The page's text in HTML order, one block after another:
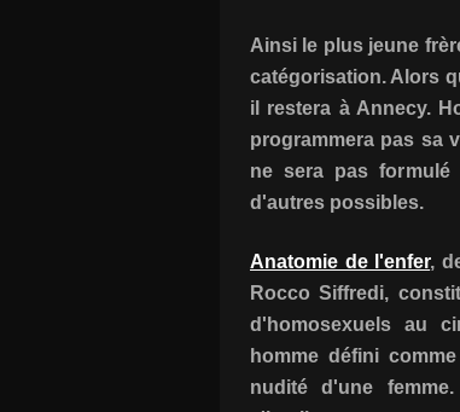
Ainsi le plus jeune
catégorisation. Alors
il restera à Annecy.
programmera pas sa
ne sera pas
d'autres possibles.
Anatomie de l'enfer,
Rocco Siffredi,
d'homosexuels au
homme défini
nudité d'une